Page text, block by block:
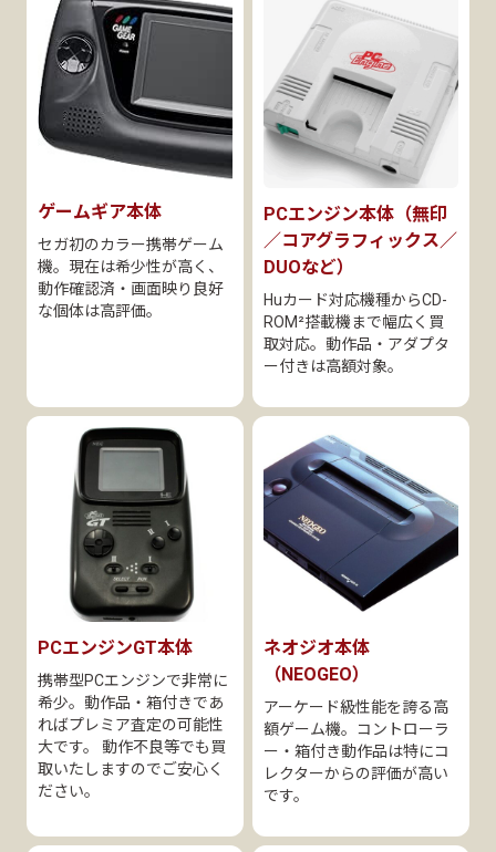
ゲームギア本体
セガ初のカラー携帯ゲーム
機。現在は希少性が高く、
動作確認済・画面映り良好
な個体は高評価。
PCエンジン本体（無印
／コアグラフィックス／
DUOなど）
Huカード対応機種からCD-
ROM²搭載機まで幅広く買
取対応。動作品・アダプタ
ー付きは高額対象。
PCエンジンGT本体
携帯型PCエンジンで非常に
希少。動作品・箱付きであ
ればプレミア査定の可能性
大です。 動作不良等でも買
取いたしますのでご安心く
ださい。
ネオジオ本体
（NEOGEO）
アーケード級性能を誇る高
額ゲーム機。コントローラ
ー・箱付き動作品は特にコ
レクターからの評価が高い
です。